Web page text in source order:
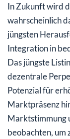
In Zukunft wird
wahrscheinlich
jüngsten
Integration in
Das jüngste
dezentrale
Potenzial für
Marktpräsenz
Marktstimmung
beobachten, um